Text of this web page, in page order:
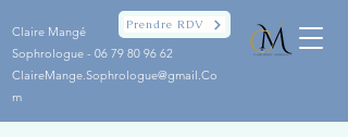
Claire Mangé
Sophrologue - 06 79 80 96 62
ClaireMange.Sophrologue@gmail.Co
m
Prendre RDV